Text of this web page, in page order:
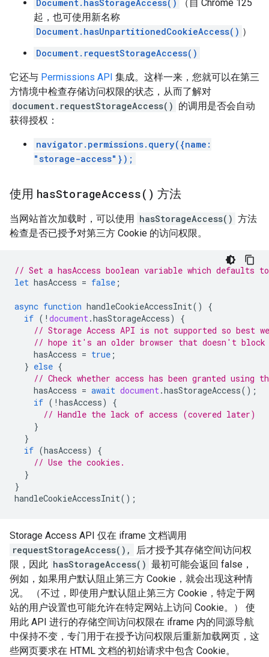
Document.hasStorageAccess()
（自 Chrome 125
起，也可使用新名称
Document.hasUnpartitionedCookieAccess() ）
Document.requestStorageAccess()
它还与 Permissions API 集成。这样一来，您就可以在第三
方情境中检查存储访问权限的状态，从而了解对
document.requestStorageAccess() 的调用是否会自动
获得授权：
navigator.permissions.query({name:
"storage-access"});
使用 hasStorageAccess( ) 方法
当网站首次加载时，可以使用 hasStorageAccess() 方法
检查是否已授予对第三方 Cookie 的访问权限。
// Set a hasAccess boolean variable which defaults
let hasAccess = false ;
async function handleCookieAccessInit()
{
if ( ! document.hasStorageAccess)
{
// Storage Access API is not supported so best
// hope it's an older browser that doesn't block
hasAccess = true ;
} else {
// Check whether access has been granted using
hasAccess = await document.hasStorageAccess();
if ( ! hasAccess)
{
// Handle the lack of access (covered later)
}
}
if (hasAccess)
{
// Use the cookies.
}
}
handleCookieAccessInit();
Storage Access API 仅在 iframe 文档调用
requestStorageAccess(),
后才授予其存储空间访问权
限，因此 hasStorageAccess() 最初可能会返回 false，
例如，如果用户默认阻止第三方 Cookie，就会出现这种情
况。 （不过，即使用户默认阻止第三方 Cookie，特定于网
站的用户设置也可能允许在特定网站上访问 Cookie。） 使
用此 API 进行的存储空间访问权限在 iframe 内的同源导航
中保持不变，专门用于在授予访问权限后重新加载网页，这
些网页要求在 HTML 文档的初始请求中包含 Cookie。